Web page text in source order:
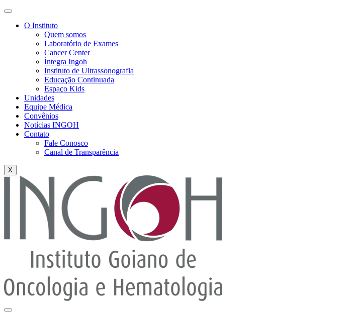
O Instituto
Quem somos
Laboratório de Exames
Cancer Center
Íntegra Ingoh
Instituto de Ultrassonografia
Educação Continuada
Espaço Kids
Unidades
Equipe Médica
Convênios
Notícias INGOH
Contato
Fale Conosco
Canal de Transparência
X